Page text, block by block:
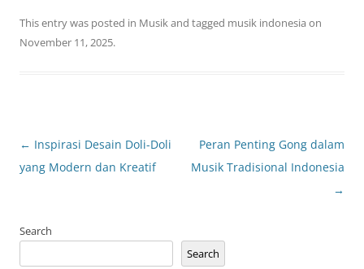
This entry was posted in Musikand tagged musik indonesia on
November 11, 2025.
Post
navigation
← Inspirasi Desain Doli-Doli
yang Modern dan Kreatif
Peran Penting Gong dalam
Musik Tradisional Indonesia
→
Search
Search